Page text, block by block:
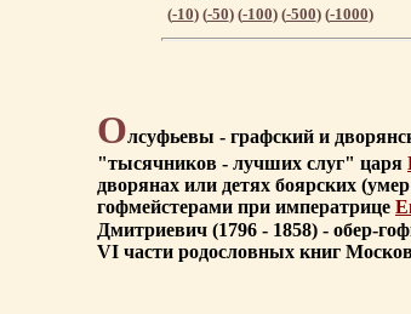
(-10) (-50) (-100) (-500) (-1000)
Олсуфьевы - графский и
"тысячников - лучших слуг" царя
дворянах или детях боярских
гофмейстерами при императрице
Дмитриевич (1796 - 1858) - обер-
VI части родословных книг